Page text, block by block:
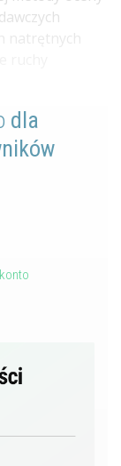
natrętnych
dla